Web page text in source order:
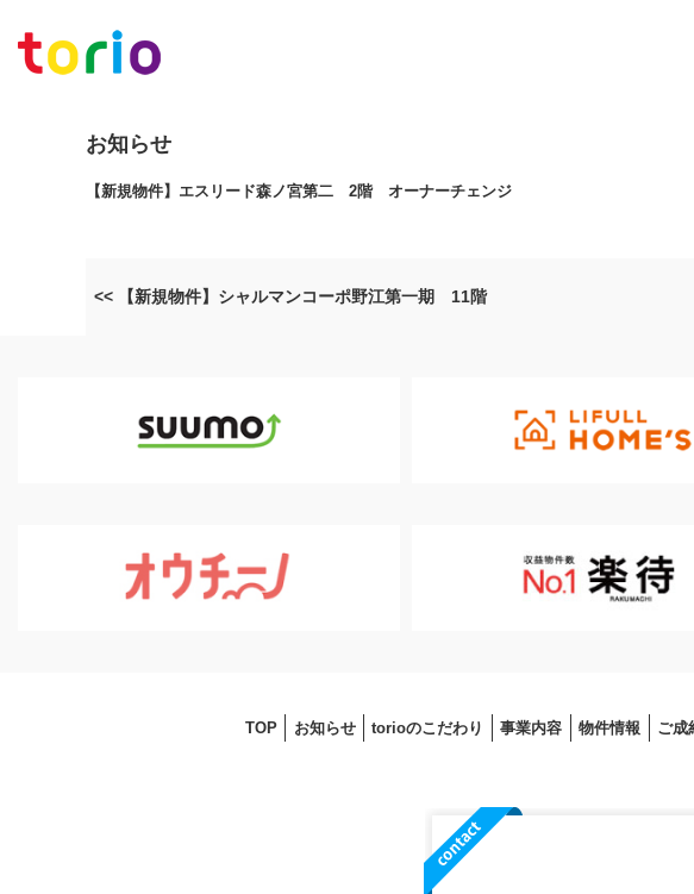
お知らせ
【新規物件】エスリード森ノ宮第二 2階 オーナーチェンジ
<< 【新規物件】シャルマンコーポ野江第一期 11階
TOP お知らせ torioのこだわり 事業内容 物件情報 ご成